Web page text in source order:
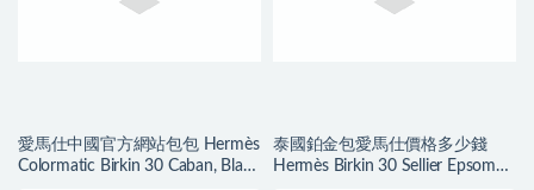
愛馬仕中國官方網站包包 Hermès
Colormatic Birkin 30 Caban, Black
泰國鉑金包愛馬仕價格多少錢
Hermès Birkin 30 Sellier Epsom